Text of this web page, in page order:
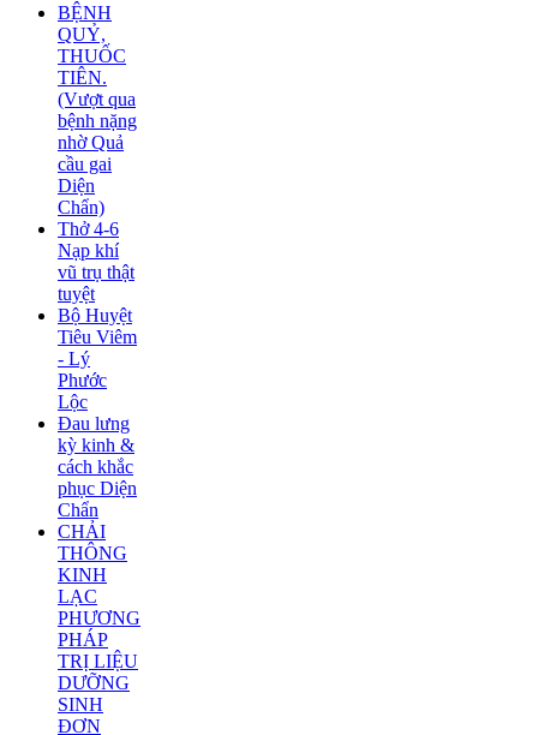
BỆNH
QUỶ,
THUỐC
TIÊN.
(Vượt qua
bệnh nặng
nhờ Quả
cầu gai
Diện
Chẩn)
Thở 4-6
Nạp khí
vũ trụ thật
tuyệt
Bộ Huyệt
Tiêu Viêm
- Lý
Phước
Lộc
Đau lưng
kỳ kinh &
cách khắc
phục Diện
Chẩn
CHẢI
THÔNG
KINH
LẠC
PHƯƠNG
PHÁP
TRỊ LIỆU
DƯỠNG
SINH
ĐƠN